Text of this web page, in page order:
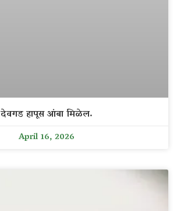
देवगड हापूस आंबा मिळेल.
April 16, 2026